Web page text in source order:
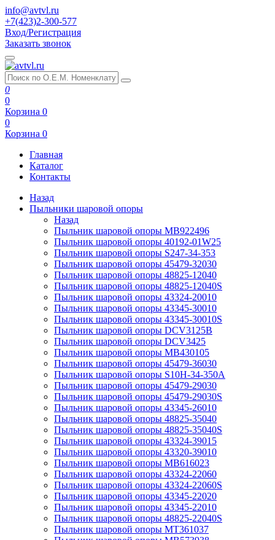
info@avtvl.ru
+7(423)2-300-577
Вход/Регистрация
Заказать звонок
0
0
Корзина 0
0
Корзина 0
Главная
Каталог
Контакты
Назад
Пыльники шаровой опоры
Назад
Пыльник шаровой опоры MB922496
Пыльник шаровой опоры 40192-01W25
Пыльник шаровой опоры S247-34-353
Пыльник шаровой опоры 45479-32030
Пыльник шаровой опоры 48825-12040
Пыльник шаровой опоры 48825-12040S
Пыльник шаровой опоры 43324-20010
Пыльник шаровой опоры 43345-30010
Пыльник шаровой опоры 43345-30010S
Пыльник шаровой опоры DCV3125B
Пыльник шаровой опоры DCV3425
Пыльник шаровой опоры MB430105
Пыльник шаровой опоры 45479-36030
Пыльник шаровой опоры S10H-34-350A
Пыльник шаровой опоры 45479-29030
Пыльник шаровой опоры 45479-29030S
Пыльник шаровой опоры 43345-26010
Пыльник шаровой опоры 48825-35040
Пыльник шаровой опоры 48825-35040S
Пыльник шаровой опоры 43324-39015
Пыльник шаровой опоры 43320-39010
Пыльник шаровой опоры MB616023
Пыльник шаровой опоры 43324-22060
Пыльник шаровой опоры 43324-22060S
Пыльник шаровой опоры 43345-22020
Пыльник шаровой опоры 43345-22010
Пыльник шаровой опоры 48825-22040S
Пыльник шаровой опоры MT361037